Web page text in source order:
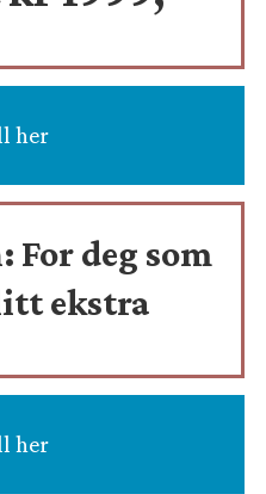
her
For deg som
ekstra
her